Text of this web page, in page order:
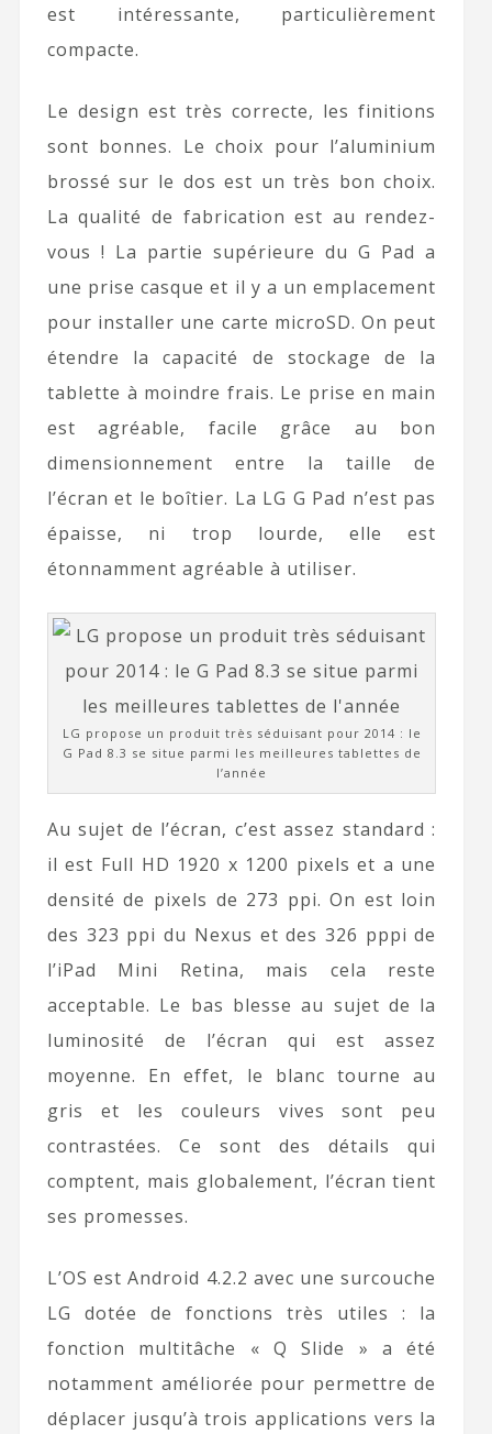
est intéressante, particulièrement
compacte.
Le design est très correcte, les finitions
sont bonnes. Le choix pour l’aluminium
brossé sur le dos est un très bon choix.
La qualité de fabrication est au rendez-
vous ! La partie supérieure du G Pad a
une prise casque et il y a un emplacement
pour installer une carte microSD. On peut
étendre la capacité de stockage de la
tablette à moindre frais. Le prise en main
est agréable, facile grâce au bon
dimensionnement entre la taille de
l’écran et le boîtier. La LG G Pad n’est pas
épaisse, ni trop lourde, elle est
étonnamment agréable à utiliser.
LG propose un produit très séduisant pour 2014 : le
G Pad 8.3 se situe parmi les meilleures tablettes de
l’année
Au sujet de l’écran, c’est assez standard :
il est Full HD 1920 x 1200 pixels et a une
densité de pixels de 273 ppi. On est loin
des 323 ppi du Nexus et des 326 pppi de
l’iPad Mini Retina, mais cela reste
acceptable. Le bas blesse au sujet de la
luminosité de l’écran qui est assez
moyenne. En effet, le blanc tourne au
gris et les couleurs vives sont peu
contrastées. Ce sont des détails qui
comptent, mais globalement, l’écran tient
ses promesses.
L’OS est Android 4.2.2 avec une surcouche
LG dotée de fonctions très utiles : la
fonction multitâche « Q Slide » a été
notamment améliorée pour permettre de
déplacer jusqu’à trois applications vers la